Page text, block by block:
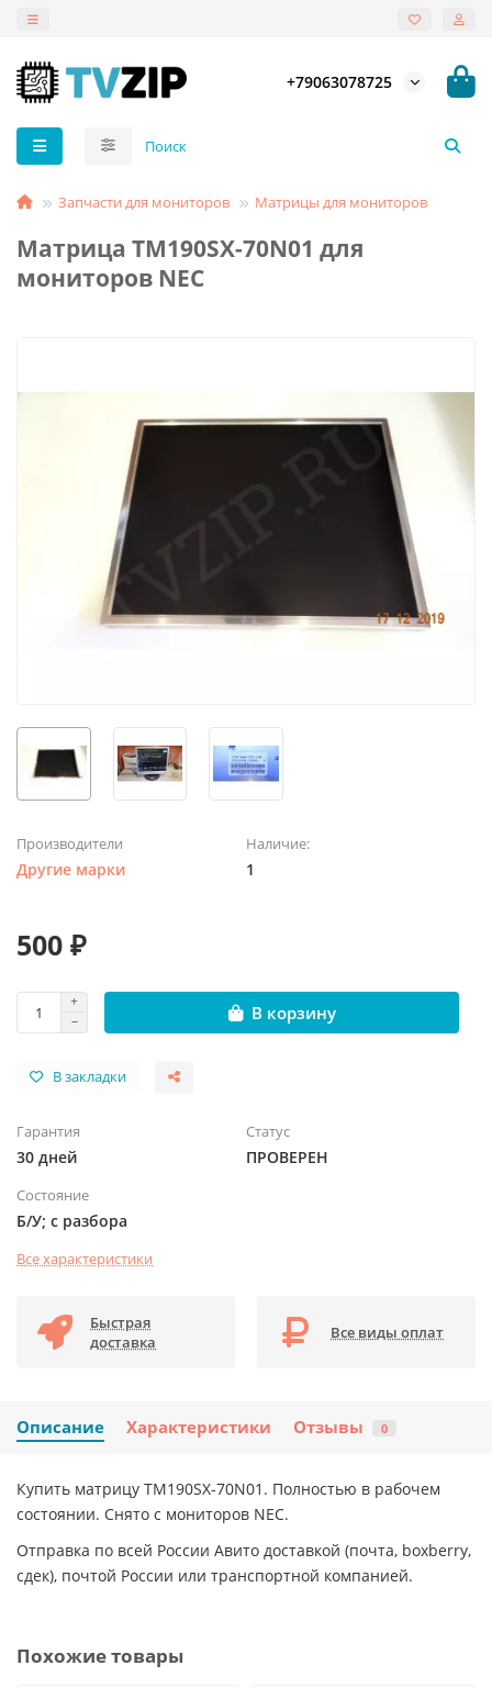
+79063078725
Запчасти для мониторов Матрицы для мониторов
Матрица TM190SX-70N01 для
мониторов NEC
Производители
Другие марки
Наличие:
1
500 ₽
В корзину
В закладки
Гарантия
30 дней
Статус
ПРОВЕРЕН
Состояние
Б/У; с разбора
Все характеристики
Быстрая
доставка
Все виды оплат
Описание Характеристики Отзывы 0
Купить матрицу TM190SX-70N01. Полностью в рабочем
состоянии. Снято с мониторов NEC.
Отправка по всей России Авито доставкой (почта, boxberry,
сдек), почтой России или транспортной компанией.
Похожие товары